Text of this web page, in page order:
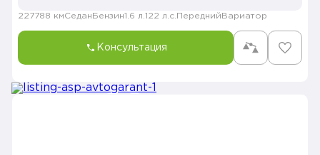
227788 кмСедан Бензин1.6 л. 122 л.с. Передний Вариатор
Консультация